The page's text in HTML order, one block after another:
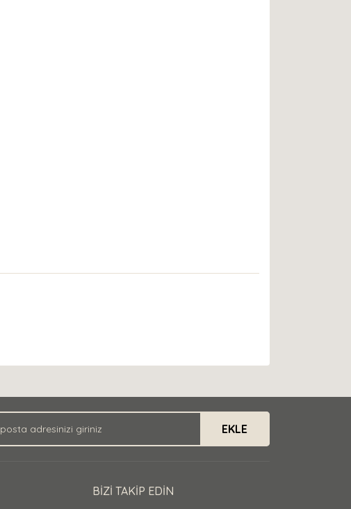
EKLE
BİZİ TAKİP EDİN